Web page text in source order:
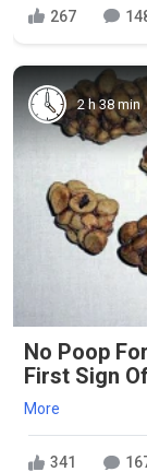
267
2 h 38 min
No Poop
First Sign
More
341